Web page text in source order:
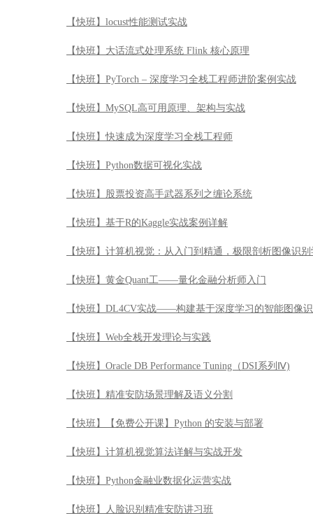
【快班】locust性能测试实战
【快班】大话流式处理系统 Flink 核心原理
【快班】PyTorch – 深度学习全栈工程师进阶案例实战
【快班】MySQL高可用原理、架构与实战
【快班】快速成为深度学习全栈工程师
【快班】Python数据可视化实战
【快班】股票投资高手武器系列之缠论系统
【快班】基于R的Kaggle实战案例详解
【快班】计算机视觉：从入门到精通，极限剖析图像识
【快班】黄金Quant工——量化金融分析师入门
【快班】DL4CV实战——构建基于深度学习的智能图像
【快班】Web全栈开发理论与实践
【快班】Oracle DB Performance Tuning（DSI系列Ⅳ)
【快班】精准安防场景理解及语义分割
【快班】【免费公开课】Python 的安装与部署
【快班】计算机视觉算法详解与实战开发
【快班】Python金融业数据化运营实战
【快班】人脸识别精准安防讲习班